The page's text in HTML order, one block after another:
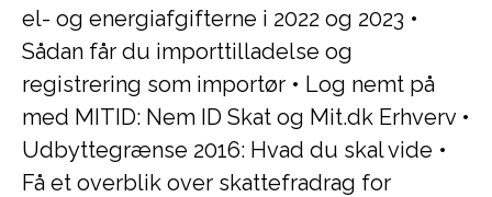
el- og energiafgifterne i 2022 og 2023 •
Sådan får du importtilladelse og
registrering som importør • Log nemt på
med MITID: Nem ID Skat og Mit.dk Erhverv•
Udbyttegrænse 2016: Hvad du skal vide •
Få et overblik over skattefradrag for